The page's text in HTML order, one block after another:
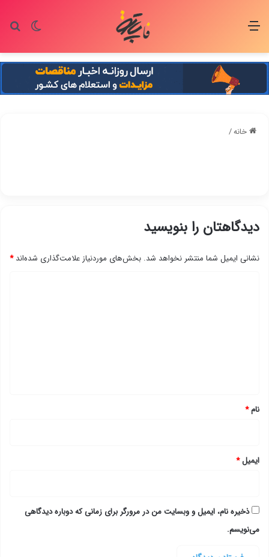
تغییر منو
خانه/
دیدگاهتان را بنویسید
نشانی ایمیل شما منتشر نخواهد شد. بخش‌های موردنیاز علامت‌گذاری شده‌اند*
نام*
ایمیل*
ذخیره نام، ایمیل و وبسایت من در مرورگر برای زمانی که دوباره دیدگاهی
می‌نویسم.